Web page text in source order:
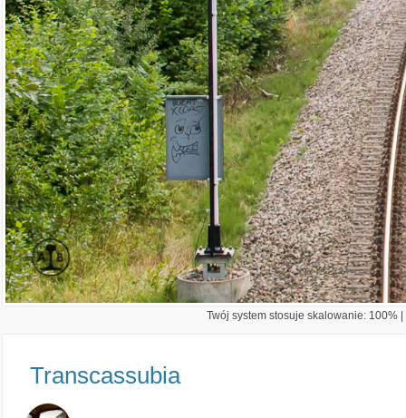
Twój system stosuje skalowanie: 100%
Transcassubia